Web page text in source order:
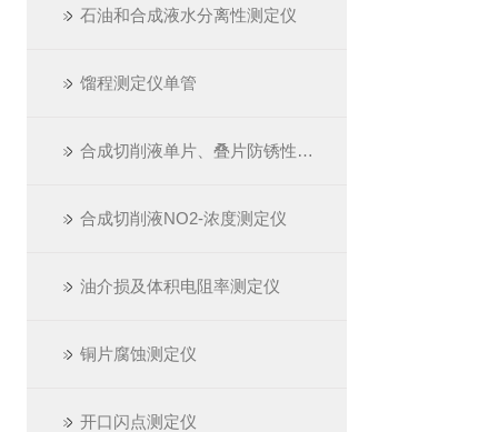
石油和合成液水分离性测定仪
馏程测定仪单管
合成切削液单片、叠片防锈性测定仪
合成切削液NO2-浓度测定仪
油介损及体积电阻率测定仪
铜片腐蚀测定仪
开口闪点测定仪